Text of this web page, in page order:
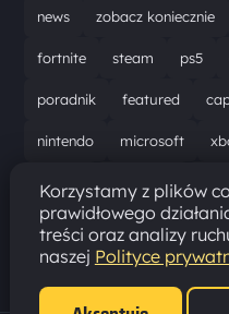
news zobacz koniecznie
fortnite steam ps5
poradnik featured
nintendo microsoft
solucja marathon
resident evil requiem
epic games hytale
Korzystamy z plików
prawidłowego
treści oraz analizy
naszej Polityce